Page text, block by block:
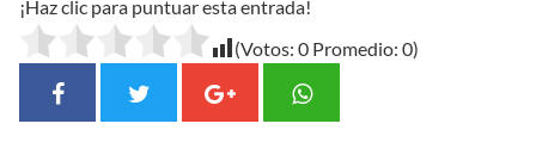
¡Haz clic para puntuar esta entrada!
(Votos: 0 Promedio: 0)